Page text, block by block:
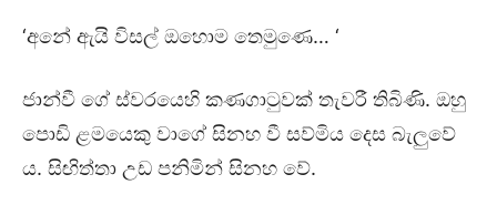
‘අනේ ඇයි විසල් ඔහොම තෙමුණෙ… ‘
ජාන්වී ගේ ස්වරයෙහි කණගාටුවක් තැවරී තිබිණි. ඔහු
පොඩි ළමයෙකු වාගේ සිනහ වී සව්මිය දෙස බැලුවේ
ය. සිඟිත්තා උඩ පනිමින් සිනහ වේ.